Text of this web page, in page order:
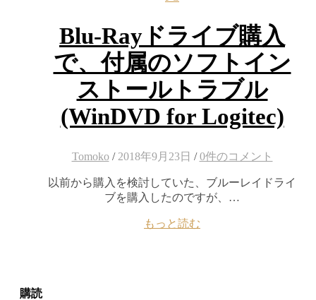
Blu-Rayドライブ購入
で、付属のソフトイン
ストールトラブル
(WinDVD for Logitec)
Tomoko / 2018年9月23日 / 0件のコメント
以前から購入を検討していた、ブルーレイドライ
ブを購入したのですが、…
もっと読む
購読